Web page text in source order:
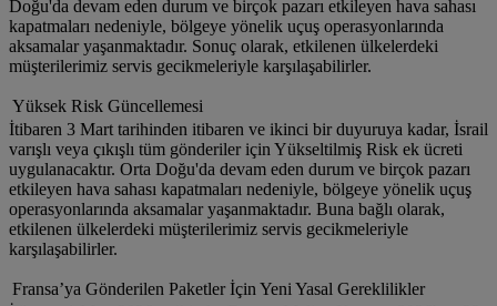
Doğu'da devam eden durum ve birçok pazarı etkileyen hava sahası
kapatmaları nedeniyle, bölgeye yönelik uçuş operasyonlarında
aksamalar yaşanmaktadır. Sonuç olarak, etkilenen ülkelerdeki
müşterilerimiz servis gecikmeleriyle karşılaşabilirler.
Yüksek Risk Güncellemesi
İtibaren 3 Mart tarihinden itibaren ve ikinci bir duyuruya kadar, İsrail
varışlı veya çıkışlı tüm gönderiler için Yükseltilmiş Risk ek ücreti
uygulanacaktır. Orta Doğu'da devam eden durum ve birçok pazarı
etkileyen hava sahası kapatmaları nedeniyle, bölgeye yönelik uçuş
operasyonlarında aksamalar yaşanmaktadır. Buna bağlı olarak,
etkilenen ülkelerdeki müşterilerimiz servis gecikmeleriyle
karşılaşabilirler.
Fransa’ya Gönderilen Paketler İçin Yeni Yasal Gereklilikler